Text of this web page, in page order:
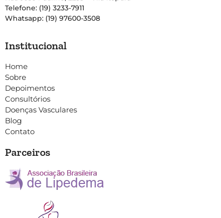
Telefone: (19) 3233-7911
Whatsapp: (19) 97600-3508
Institucional
Home
Sobre
Depoimentos
Consultórios
Doenças Vasculares
Blog
Contato
Parceiros